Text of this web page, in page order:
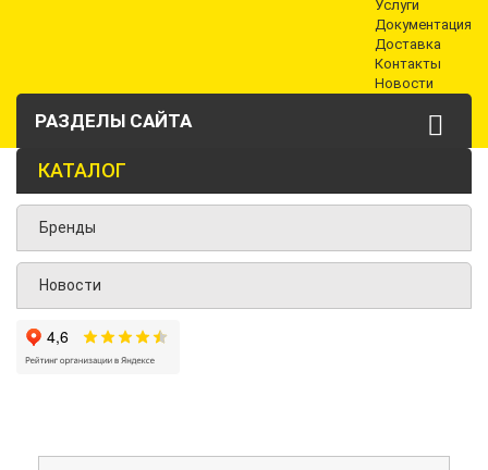
Услуги
Документация
Доставка
Контакты
Новости
РАЗДЕЛЫ САЙТА
КАТАЛОГ
Бренды
Новости